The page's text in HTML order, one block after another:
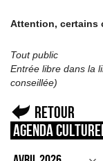
Attention, certains
Tout public
Entrée libre dans la
conseillée)
Retour
Agenda